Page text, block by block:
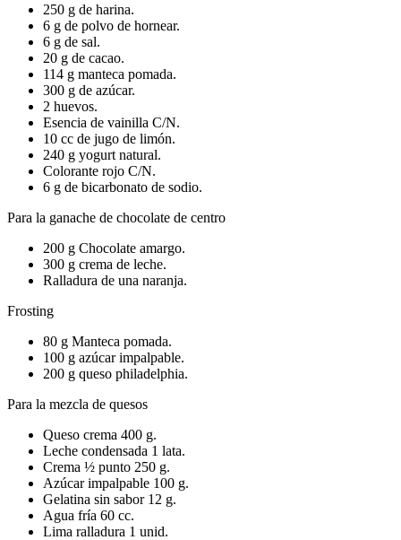
250 g de harina.
6 g de polvo de hornear.
6 g de sal.
20 g de cacao.
114 g manteca pomada.
300 g de azúcar.
2 huevos.
Esencia de vainilla C/N.
10 cc de jugo de limón.
240 g yogurt natural.
Colorante rojo C/N.
6 g de bicarbonato de sodio.
Para la ganache de chocolate de centro
200 g Chocolate amargo.
300 g crema de leche.
Ralladura de una naranja.
Frosting
80 g Manteca pomada.
100 g azúcar impalpable.
200 g queso philadelphia.
Para la mezcla de quesos
Queso crema 400 g.
Leche condensada 1 lata.
Crema ½ punto 250 g.
Azúcar impalpable 100 g.
Gelatina sin sabor 12 g.
Agua fría 60 cc.
Lima ralladura 1 unid.